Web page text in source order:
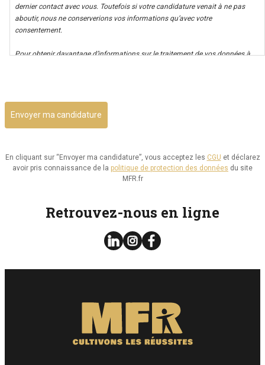
dernier contact avec vous. Toutefois si votre candidature venait à ne pas
aboutir, nous ne conserverions vos informations qu’avec votre
consentement.
Pour obtenir davantage d’informations sur le traitement de vos données à
Il vous est possible d’avoir un accès à vos données, ainsi que de les rectifier,
ou d’exercer votre droit à la limitation de leur utilisation. Par ailleurs, vous
disposez d’un droit d’opposition à cette utilisation et d’effacement de ces
Vous pouvez consulter le site de la CNIL.fr ou
Vous pouvez exercer les droits ci-dessus présentés en contactant notre
délégué à la protection des données à l’adresse dpo@mfr.asso.fr
En cliquant sur “Envoyer ma candidature”, vous acceptez les CGU et déclarez
avoir pris connaissance de la politique de protection des données du site
MFR.fr
Retrouvez-nous en ligne